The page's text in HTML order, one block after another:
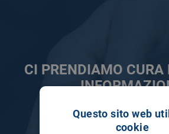
CI PRENDIAMO CURA
ISCRIVITI AI NOSTRI CANALI
SEMPRE
Questo sito web
cookie